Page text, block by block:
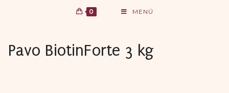
0 MENÚ
Pavo BiotinForte 3 kg